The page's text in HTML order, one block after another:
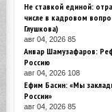
Не ставкой единой:
числе в кадровом
Глушкова)
авг 04, 2026 85
Анвар Шамузафаров:
Россию
авг 04, 2026 108
Ефим Басин: «Мы
России»
авг 04, 2026 85